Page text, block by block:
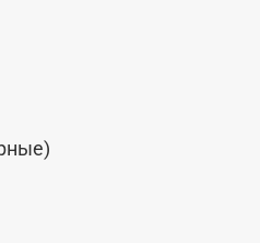
32.01 (4 класс) и
4 класс) обеспечивают
а противосъемные
вскрытию.
дверь Центурион
и